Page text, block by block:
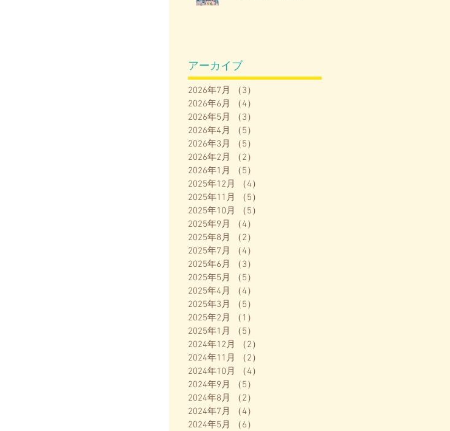
アーカイブ
2026年7月 （3）
2026年6月
（4）
2026年5月
（3）
2026年4月
（5）
2026年3月
（5）
2026年2月
（2）
2026年1月
（5）
2025年12月
（4）
2025年11月
（5）
2025年10月
（5）
2025年9月
（4）
2025年8月
（2）
2025年7月
（4）
2025年6月
（3）
2025年5月
（5）
2025年4月
（4）
2025年3月
（5）
2025年2月
（1）
2025年1月
（5）
2024年12月
（2）
2024年11月
（2）
2024年10月
（4）
2024年9月
（5）
2024年8月
（2）
2024年7月
（4）
2024年5月
（6）